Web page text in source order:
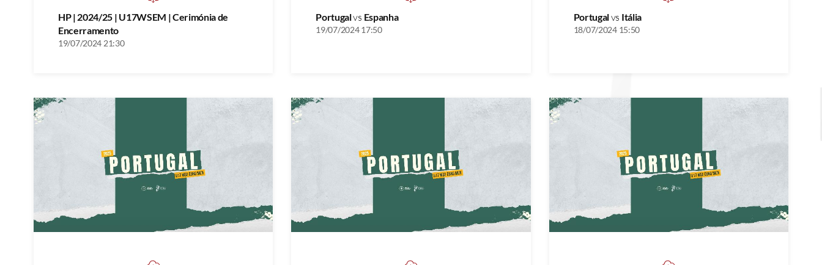
HP | 2024/25 | U17WSEM | Cerimónia de
Encerramento
19/07/2024 21:30
Portugalvs Espanha
19/07/2024 17:50
Portugalvs Itália
18/07/2024 15:50